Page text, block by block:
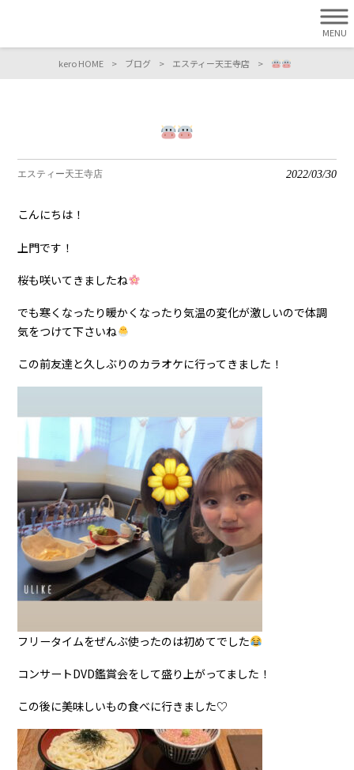
MENU
kero HOME > ブログ > エスティー天王寺店 >
エスティー天王寺店 2022/03/30
こんにちは！
上門です！
桜も咲いてきましたね
でも寒くなったり暖かくなったり気温の変化が激しいので体調
気をつけて下さいね
この前友達と久しぶりのカラオケに行ってきました！
フリータイムをぜんぶ使ったのは初めてでした
コンサートDVD鑑賞会をして盛り上がってました！
この後に美味しいもの食べに行きました♡